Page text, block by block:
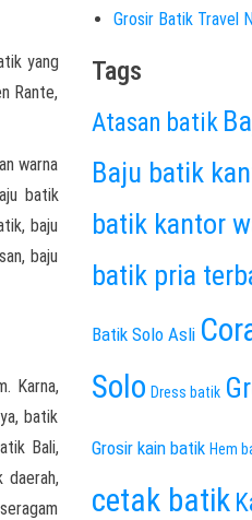
yang
Rante,
warna
batik
baju
baju
Karna,
batik
Bali,
daerah,
Grosir Batik Travel
Tags
Atasan batik
Baju batik
batik kantor
batik pria
Batik Solo Asli
Solo Dress batik
Grosir kain batik Hem
cetak batik